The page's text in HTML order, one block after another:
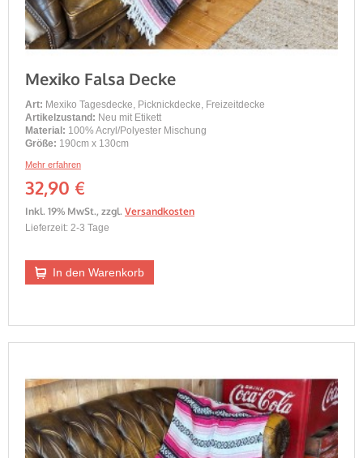
Mexiko Falsa Decke
Art: Mexiko Tagesdecke, Picknickdecke, Freizeitdecke
Artikelzustand: Neu mit Etikett
Material: 100% Acryl/Polyester Mischung
Größe: 190cm x 130cm
Mehr erfahren
32,90 €
Inkl. 19% MwSt., zzgl. Versandkosten
Lieferzeit: 2-3 Tage
In den Warenkorb